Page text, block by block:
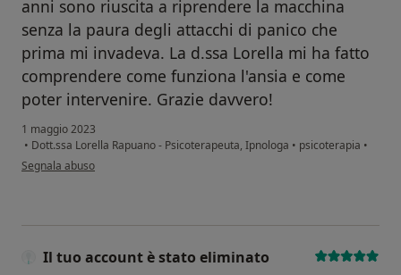
anni sono riuscita a riprendere la macchina
senza la paura degli attacchi di panico che
prima mi invadeva. La d.ssa Lorella mi ha fatto
comprendere come funziona l'ansia e come
poter intervenire. Grazie davvero!
1 maggio 2023
• Dott.ssa Lorella Rapuano - Psicoterapeuta, Ipnologa • psicoterapia •
secondo l'opinione dell'utente Sara
Segnala abuso
Il tuo account è stato eliminato